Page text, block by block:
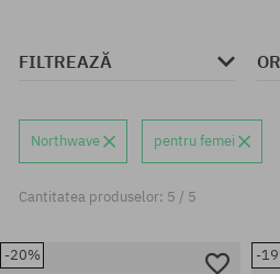
FILTREAZĂ
Northwave pentru femei
Cantitatea produselor: 5 / 5
-20% -